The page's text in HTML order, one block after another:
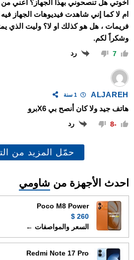
أخوتي هل تنصحوني بهذا الجهاز؟ اعني من
ام لا كما إني شاهدت فيديوهات الجهاز
فريمات ، هل هو كذلك او لا؟ وليت الذي
وشكراً لكم.
7 رد
ALJAREH
هاتف جيد ولا كان أنصح بي X6برو
-8 رد
حمّل المزيد من
احدث الأجهزة من شاومي
Poco M8 Power
260 $
السعر والمواصفات ←
Redmi Note 17 Pro